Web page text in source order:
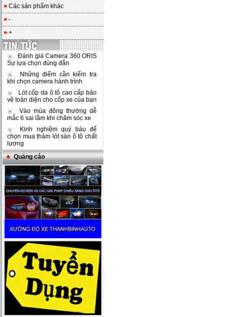
Các sản phẩm khác
-
+
Đánh giá Camera 360 ORIS
Sự lựa chọn đúng đắn
Những điểm cần kiểm tra
khi chọn camera hành trình
Lót cốp da ô tô cao cấp bảo
vệ toàn diện cho cốp xe của bạn
Vào mùa đông thường dễ
mắc 6 sai lầm khi chăm sóc xe
Kinh nghiệm quý báu để
chọn mua thảm lót sàn ô tô chất
lượng
Quảng cáo